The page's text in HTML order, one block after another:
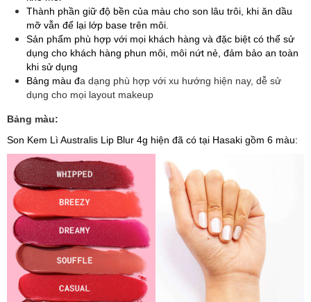
Thành phần giữ độ bền của màu cho son lâu trôi, khi ăn dầu
mỡ vẫn để lại lớp base trên môi.
Sản phẩm phù hợp với mọi khách hàng và đặc biệt có thể sử
dụng cho khách hàng phun môi, môi nứt nẻ, đảm bảo an toàn
khi sử dụng
Bảng màu đa dạng phù hợp với xu hướng hiện nay, dễ sử
dụng cho mọi layout makeup
Bảng màu:
Son Kem Lì Australis Lip Blur 4g hiện đã có tại Hasaki gồm 6 màu: